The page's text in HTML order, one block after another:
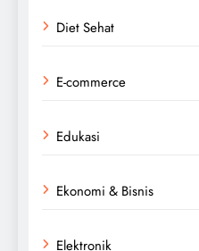
Diet Sehat
E-commerce
Edukasi
Ekonomi & Bisnis
Elektronik